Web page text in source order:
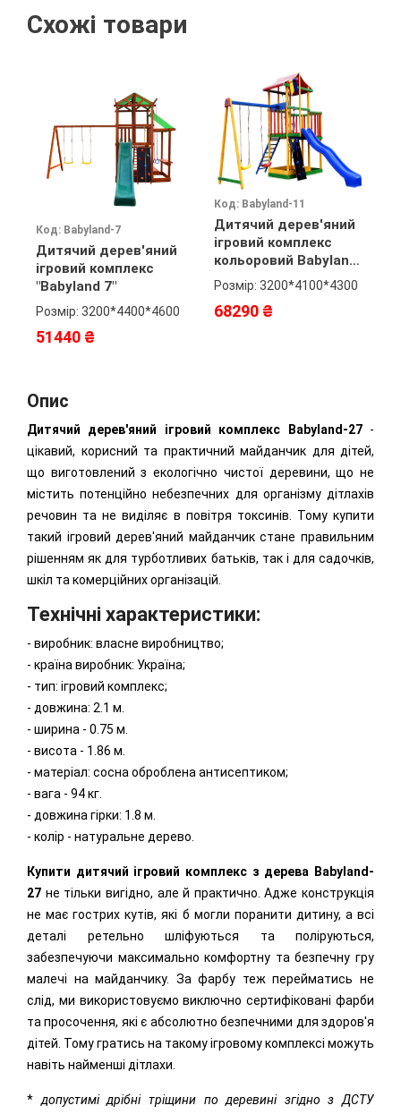
Схожі товари
Код: Babyland-7
Дитячий дерев'яний
ігровий комплекс
"Babyland 7"
Розмір: 3200*4400*4600
51440 ₴
Код: Babyland-11
Дитячий дерев'яний
ігровий комплекс
кольоровий Babyland-
11
Розмір: 3200*4100*4300
68290 ₴
Опис
Дитячий дерев'яний ігровий комплекс Babyland-27 -
цікавий, корисний та практичний майданчик для дітей,
що виготовлений з екологічно чистої деревини, що не
містить потенційно небезпечних для організму дітлахів
речовин та не виділяє в повітря токсинів. Тому купити
такий ігровий дерев'яний майданчик стане правильним
рішенням як для турботливих батьків, так і для садочків,
шкіл та комерційних організацій.
Технічні характеристики:
- виробник: власне виробництво;
- країна виробник: Україна;
- тип: ігровий комплекс;
- довжина: 2.1 м.
- ширина - 0.75 м.
- висота - 1.86 м.
- матеріал: сосна оброблена антисептиком;
- вага - 94 кг.
- довжина гірки: 1.8 м.
- колір - натуральне дерево.
Купити дитячий ігровий комплекс з дерева
Babyland-
27 не тільки вигідно, але й практично. Адже конструкція
не має гострих кутів, які б могли поранити дитину, а всі
деталі ретельно шліфуються та поліруються,
забезпечуючи максимально комфортну та безпечну гру
малечі на майданчику. За фарбу теж перейматись не
слід, ми використовуємо виключно сертифіковані фарби
та просочення, які є абсолютно безпечними для здоров'я
дітей. Тому гратись на такому ігровому комплексі можуть
навіть найменші дітлахи.
* допустимі дрібні тріщини по деревині згідно з ДСТУ